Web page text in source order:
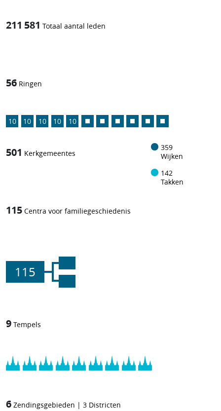
211 581 Totaal aantal leden
56 Ringen
10 10 10 10 10
501 Kerkgemeentes
359
Wijken
142
Takken
115 Centra voor familiegeschiedenis
115
9 Tempels
6 Zendingsgebieden | 3 Districten